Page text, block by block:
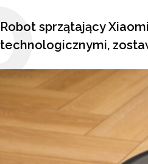
Robot sprzątający
technologicznymi,